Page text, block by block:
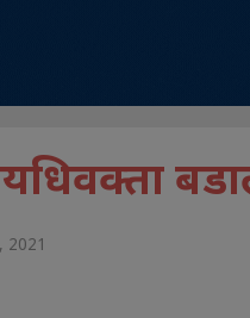
2021